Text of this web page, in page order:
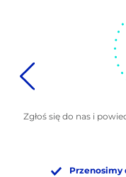
Zgłoś się do nas i
Przenosimy